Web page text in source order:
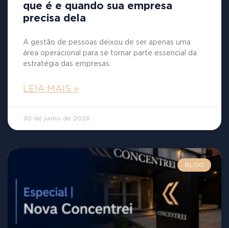
que é e quando sua empresa
precisa dela
A gestão de pessoas deixou de ser apenas uma
área operacional para se tornar parte essencial da
estratégia das empresas.
LEIA MAIS »
30 de junho de 2026
BLOG